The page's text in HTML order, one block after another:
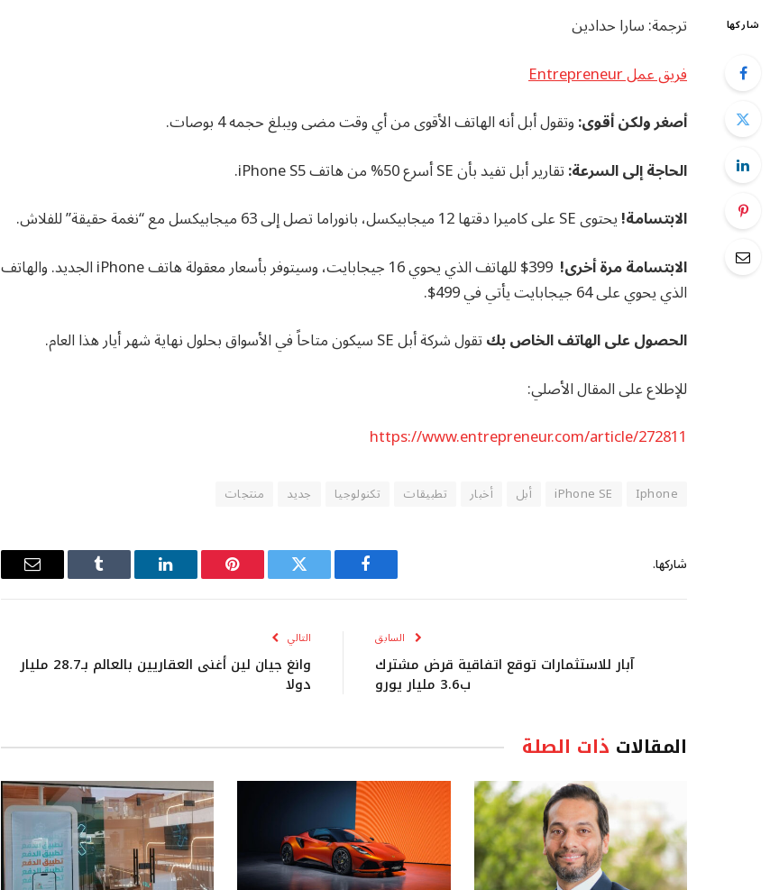
شاركها
ترجمة: سارا حدادين
فريق عمل Entrepreneur
أصغر ولكن أقوى:وتقول أبل أنه الهاتف الأقوى من أي وقت مضى ويبلغ حجمه 4 بوصات.
الحاجة إلى السرعة:تقارير أبل تفيد بأن SE أسرع 50% من هاتف iPhone S5.
الابتسامة!يحتوى SE على كاميرا دقتها 12 ميجابيكسل، بانوراما تصل إلى 63 ميجابيكسل مع “نغمة حقيقة” للفلاش.
الابتسامة مرة أخرى!
399$ للهاتف الذي يحوي 16 جيجابايت، وسيتوفر بأسعار معقولة هاتف iPhone الجديد. والهاتف
الذي يحوي على 64 جيجابايت يأتي في 499$.
الحصول على الهاتف الخاص بكتقول شركة أبل SE سيكون متاحاً في الأسواق بحلول نهاية شهر أيار هذا العام.
للإطلاع على المقال الأصلي:
https://www.entrepreneur.com/article/272811
Iphone
iPhone SE أبل أخبار تطبيقات تكنولوجيا جديد منتجات
شاركها.
فيسبوك تويتر بينتيريستلينكدإن Tumblr
البريد
السابق
آبار للاستثمارات توقع اتفاقية قرض مشترك
ب3.6 مليار يورو
التالي
وانغ جيان لين أغنى العقاريين بالعالم بـ28.7 مليار
دولا
المقالات ذات الصلة